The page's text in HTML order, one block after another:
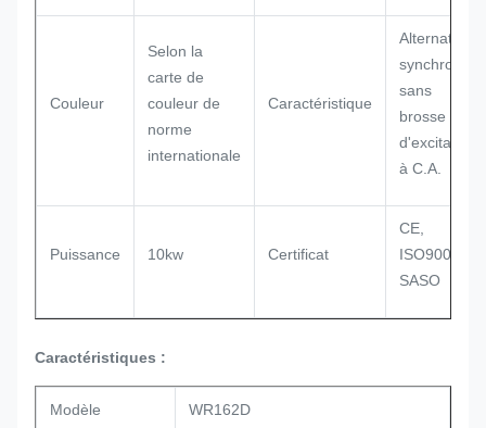
Couleur
Selon la
carte de
couleur de
norme
internationale
Caractéristique
Alternateur
synchrone
sans
brosse
d'excitation
à C.A.
Puissance 10kw Certificat
CE,
ISO9001,
SASO
Caractéristiques :
Modèle WR162D